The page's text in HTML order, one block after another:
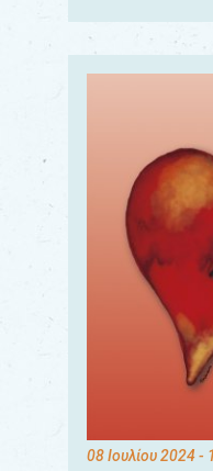
08 Ιουλίου 2024-